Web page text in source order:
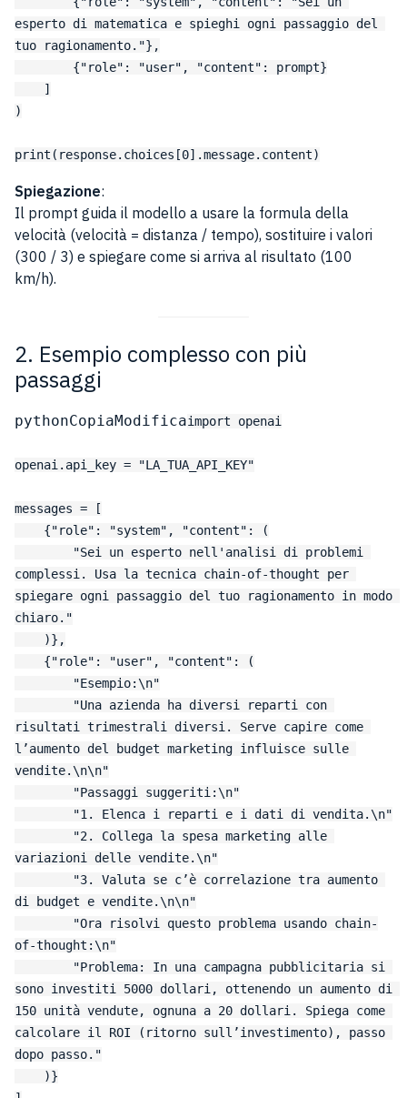
esperto di matematica e spieghi ogni passaggio del
tuo ragionamento."},
)
Spiegazione:
Il prompt guida il modello a usare la formula della
velocità (velocità = distanza / tempo), sostituire i valori
(300 / 3) e spiegare come si arriva al risultato (100
km/h).
2. Esempio complesso con più
passaggi
pythonCopiaModificaimport openai
openai.api_key = "LA_TUA_API_KEY"
messages = [
complessi. Usa la tecnica chain-of-thought per
spiegare ogni passaggio del tuo ragionamento in modo
chiaro."
risultati trimestrali diversi. Serve capire come
l’aumento del budget marketing influisce sulle
vendite.\n\n"
variazioni delle vendite.\n"
di budget e vendite.\n\n"
of-thought:\n"
sono investiti 5000 dollari, ottenendo un aumento di
150 unità vendute, ognuna a 20 dollari. Spiega come
calcolare il ROI (ritorno sull’investimento), passo
dopo passo."